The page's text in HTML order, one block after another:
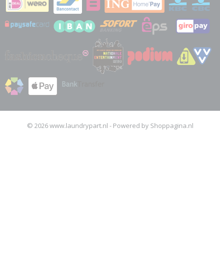
© 2026 www.laundrypart.nl - Powered by Shoppagina.nl